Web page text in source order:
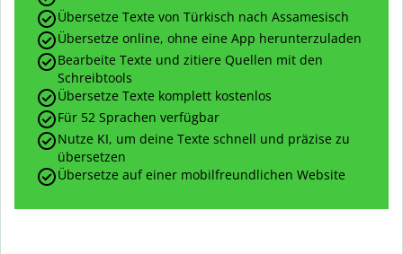
Übersetze Texte von Türkisch nach Assamesisch
Übersetze online, ohne eine App herunterzuladen
Bearbeite Texte und zitiere Quellen mit den
Schreibtools
Übersetze Texte komplett kostenlos
Für 52 Sprachen verfügbar
Nutze KI, um deine Texte schnell und präzise zu
übersetzen
Übersetze auf einer mobilfreundlichen Website